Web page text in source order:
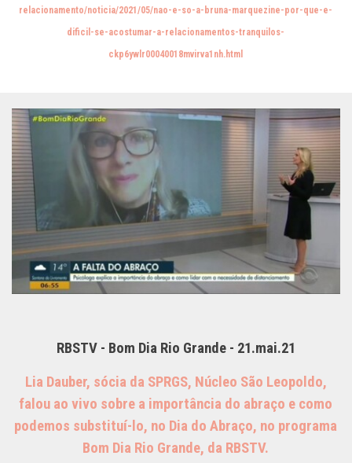
relacionamento/noticia/2021/05/nao-e-so-a-bruna-marquezine-por-que-e-
dificil-se-acostumar-a-relacionamentos-tranquilos-
ckp6ywlr00040018mvirva1nh.html
RBSTV - Bom Dia Rio Grande - 21.mai.21
Lia Dauber, sócia da SPRGS, Núcleo São Leopoldo,
falou ao vivo sobre a importância do abraço e como
podemos substituí-lo, no Dia do Abraço, no programa
Bom Dia Rio Grande, da RBSTV.